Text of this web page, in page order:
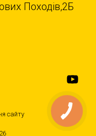
Походiв,2Б
сайту